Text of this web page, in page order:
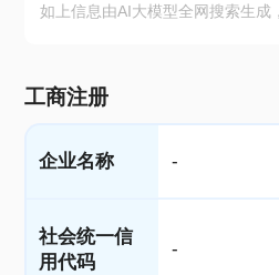
如上信息由AI大模型全网搜索生成
工商注册
企业名称 -
社会统一信
用代码
-